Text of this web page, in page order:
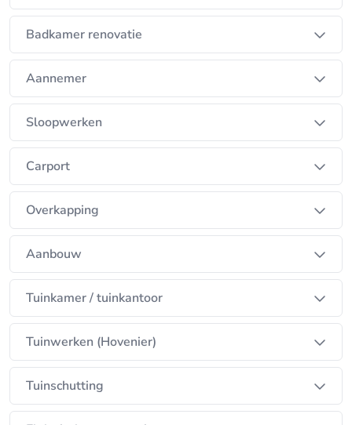
Badkamer renovatie
Aannemer
Sloopwerken
Carport
Overkapping
Aanbouw
Tuinkamer / tuinkantoor
Tuinwerken (Hovenier)
Tuinschutting